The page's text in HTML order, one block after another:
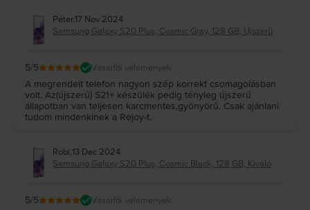
Péter,17 Nov 2024
Samsung Galaxy S20 Plus, Cosmic Gray, 128 GB, Újszerű
5/5 Vásárlói vélemények
A megrendelt telefon nagyon szép korrekt csomagolásban
volt. Az(újszerű) S21+ készülék pedig tényleg újszerű
állapotban van teljesen karcmentes,gyönyörű. Csak ajánlani
tudom mindenkinek a Rejoy-t.
Robi,13 Dec 2024
Samsung Galaxy S20 Plus, Cosmic Black, 128 GB, Kiváló
5/5 Vásárlói vélemények